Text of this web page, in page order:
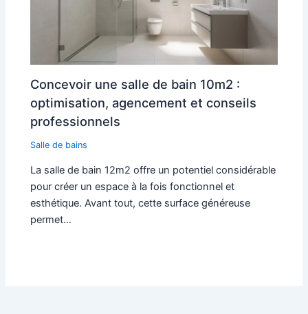
Concevoir une salle de bain 10m2 :
optimisation, agencement et conseils
professionnels
Salle de bains
La salle de bain 12m2 offre un potentiel considérable
pour créer un espace à la fois fonctionnel et
esthétique. Avant tout, cette surface généreuse
permet…